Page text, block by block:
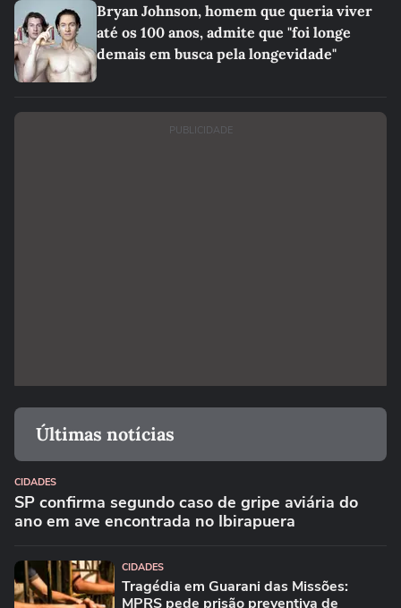
Bryan Johnson, homem que queria viver
até os 100 anos, admite que "foi longe
demais em busca pela longevidade"
PUBLICIDADE
Últimas notícias
CIDADES
SP confirma segundo caso de gripe aviária do
ano em ave encontrada no Ibirapuera
CIDADES
Tragédia em Guarani das Missões:
MPRS pede prisão preventiva de